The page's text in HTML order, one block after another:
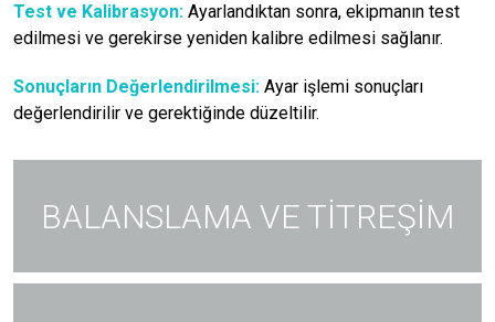
Test ve Kalibrasyon: Ayarlandıktan sonra, ekipmanın test
edilmesi ve gerekirse yeniden kalibre edilmesi sağlanır.
Sonuçların Değerlendirilmesi: Ayar işlemi sonuçları
değerlendirilir ve gerektiğinde düzeltilir.
BALANSLAMA VE TİTREŞİM